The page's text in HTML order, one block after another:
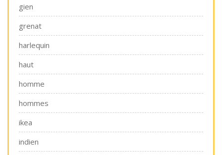
gien
grenat
harlequin
haut
homme
hommes
ikea
indien